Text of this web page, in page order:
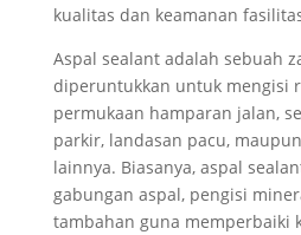
kualitas dan keamanan
Aspal sealant adalah sebuah
diperuntukkan untuk mengisi
permukaan hamparan jalan,
parkir, landasan pacu,
lainnya. Biasanya, aspal
gabungan aspal, pengisi
tambahan guna memperbaiki